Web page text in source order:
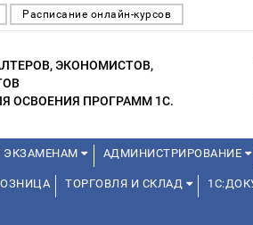
Расписание онлайн-курсов
ЭКОНОМИСТОВ,
ОСВОЕНИЯ ПРОГРАММ 1С.
ЭКЗАМЕНАМ АДМИНИСТРИРОВАНИЕ
ТОРГОВЛЯ И СКЛАД